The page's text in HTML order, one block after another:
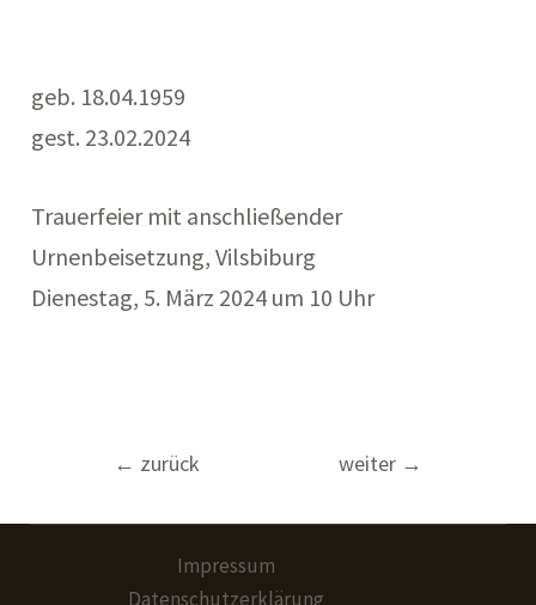
geb. 18.04.1959
gest. 23.02.2024
Trauerfeier mit anschließender
Urnenbeisetzung, Vilsbiburg
Dienestag, 5. März 2024 um 10 Uhr
Beitragsnavigation
← zurück weiter →
Impressum
Datenschutzerklärung